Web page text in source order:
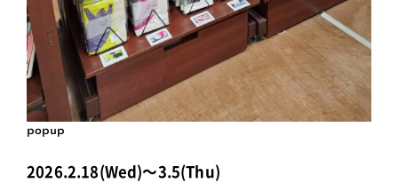
popup
2026.2.18(Wed)～3.5(Thu)